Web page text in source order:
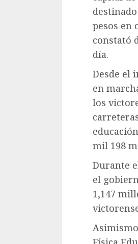
pesos en
constató
día.
Desde el
en
los
mil 198
Durante
el
1,147